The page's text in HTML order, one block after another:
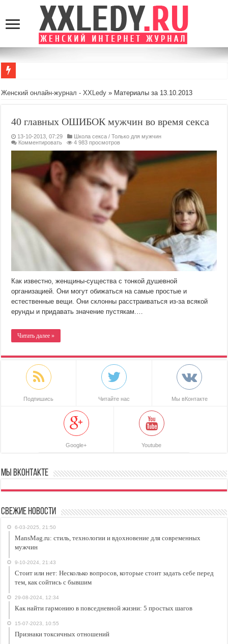
Женский онлайн-журнал - XXLedy » Материалы за 13.10.2013
40 главных ОШИБОК мужчин во время секса
13-10-2013, 07:29 Школа секса /Только для мужчин
Комментировать
4 983 просмотров
Как известно, женщины-существа с тонкой душевной
организацией. Они могут обижаться на самые простые и
естественные вещи. Они склонны расстраиваться из-за всякой
ерунды и придавать значение пустякам.…
Читать далее »
Подпишись Читайте нас Мы вКонтакте
Google+ Youtube
Мы ВКонтакте
Свежие новости
6-03-2025, 21:50
MansMag.ru: стиль, технологии и вдохновение для современных
мужчин
9-10-2024, 21:43
Стоит или нет: Несколько вопросов, которые стоит задать себе перед
тем, как сойтись с бывшим
29-08-2024, 12:34
Как найти гармонию в повседневной жизни: 5 простых шагов
15-07-2023, 10:55
Признаки токсичных отношений